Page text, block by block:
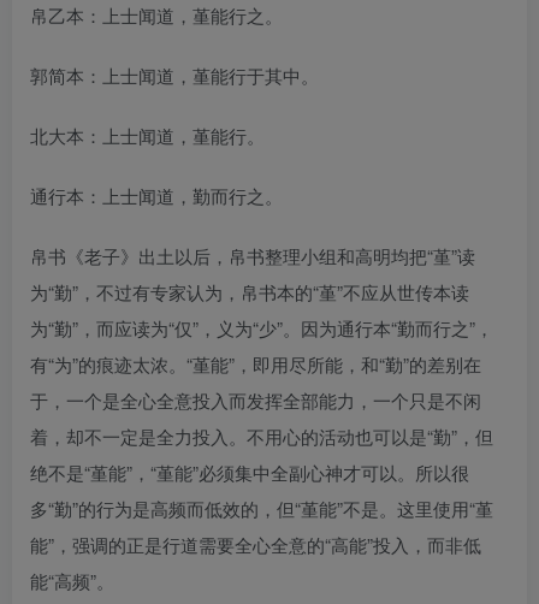
帛乙本：上士闻道，堇能行之。
郭简本：上士闻道，堇能行于其中。
北大本：上士闻道，堇能行。
通行本：上士闻道，勤而行之。
帛书《老子》出土以后，帛书整理小组和高明均把“堇”读
为“勤”，不过有专家认为，帛书本的“堇”不应从世传本读
为“勤”，而应读为“仅”，义为“少”。因为通行本“勤而行之”，
有“为”的痕迹太浓。“堇能”，即用尽所能，和“勤”的差别在
于，一个是全心全意投入而发挥全部能力，一个只是不闲
着，却不一定是全力投入。不用心的活动也可以是“勤”，但
绝不是“堇能”，“堇能”必须集中全副心神才可以。所以很
多“勤”的行为是高频而低效的，但“堇能”不是。这里使用“堇
能”，强调的正是行道需要全心全意的“高能”投入，而非低
能“高频”。